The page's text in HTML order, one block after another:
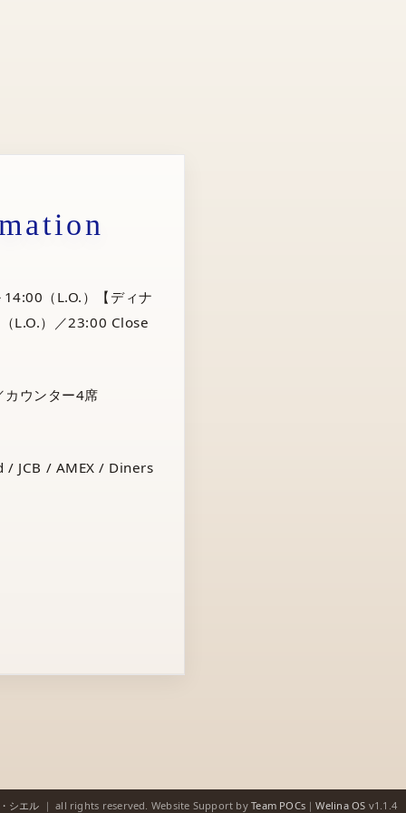
（L.O.）【ディナ
L.O.）／23:00 Close
ウンター4席
/ JCB / AMEX / Diners
シエル ｜ all rights reserved. Website Support byTeam POCs ｜Welina OS v1.1.4